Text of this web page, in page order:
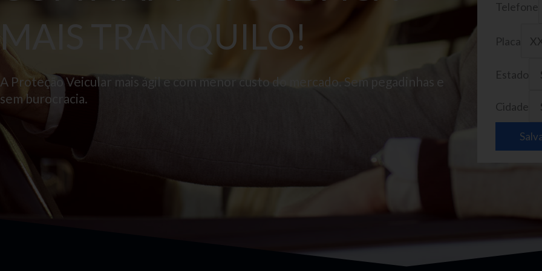
MAIS TRANQUILO!
A Proteção Veicular mais ágil e com menor custo do mercado. Sem pegadinhas e
sem burocracia.
Telefone
Placa
Estado
Cidade